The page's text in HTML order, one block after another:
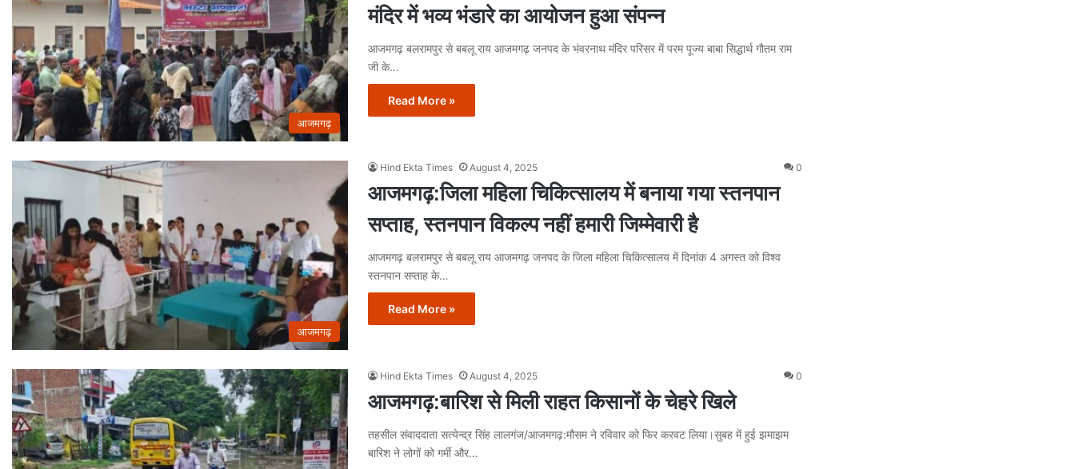
आजमगढ़
मंदिर में भव्य भंडारे का आयोजन हुआ संपन्न
आजमगढ़ बलरामपुर से बबलू राय आजमगढ़ जनपद के भंवरनाथ मंदिर परिसर में परम पूज्य बाबा सिद्धार्थ गौतम राम
जी के…
Read More »
आजमगढ़
Hind Ekta Times August 4, 2025 0
आजमगढ़:जिला महिला चिकित्सालय में बनाया गया स्तनपान
सप्ताह, स्तनपान विकल्प नहीं हमारी जिम्मेवारी है
आजमगढ़ बलरामपुर से बबलू राय आजमगढ़ जनपद के जिला महिला चिकित्सालय में दिनांक 4 अगस्त को विश्व
स्तनपान सप्ताह के…
Read More »
Hind Ekta Times August 4, 2025 0
आजमगढ़:बारिश से मिली राहत किसानों के चेहरे खिले
तहसील संवाददाता सत्येन्द्र सिंह लालगंज/आजमगढ़:मौसम ने रविवार को फिर करवट लिया।सुबह में हुई झमाझम
बारिश ने लोगों को गर्मी और…